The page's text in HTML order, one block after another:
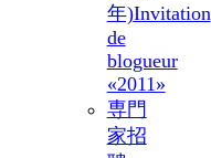
年)Invitation
de
blogueur
«2011»
専門
家招